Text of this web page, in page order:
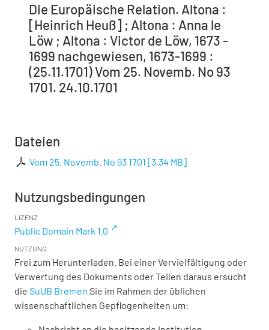
Die Europäische Relation. Altona :
[Heinrich Heuß] ; Altona : Anna le
Löw ; Altona : Victor de Löw, 1673 -
1699 nachgewiesen, 1673-1699 :
(25.11.1701) Vom 25. Novemb. No 93
1701. 24.10.1701
Dateien
Vom 25. Novemb. No 93 1701 [3,34 MB]
Nutzungsbedingungen
LIZENZ
Public Domain Mark 1.0
NUTZUNG
Frei zum Herunterladen. Bei einer Vervielfältigung oder
Verwertung des Dokuments oder Teilen daraus ersucht
die SuUB Bremen Sie im Rahmen der üblichen
wissenschaftlichen Gepflogenheiten um: